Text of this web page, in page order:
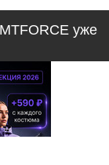
уже